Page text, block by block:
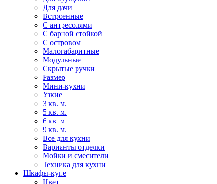
Для дачи
Встроенные
С антресолями
С барной стойкой
С островом
Малогабаритные
Модульные
Скрытые ручки
Размер
Мини-кухни
Узкие
3 кв. м.
5 кв. м.
6 кв. м.
9 кв. м.
Все для кухни
Варианты отделки
Мойки и смесители
Техника для кухни
Шкафы-купе
Цвет